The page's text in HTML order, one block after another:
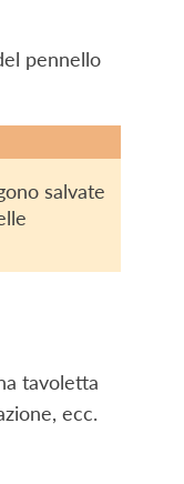
pennello
salvate
tavoletta
ecc.